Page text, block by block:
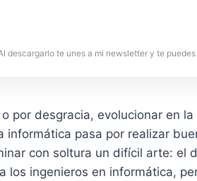
descargarlo te unes a mi newsletter y te
por desgracia, evolucionar en
informática pasa por realizar
con soltura un difícil arte: el
los ingenieros en informática,